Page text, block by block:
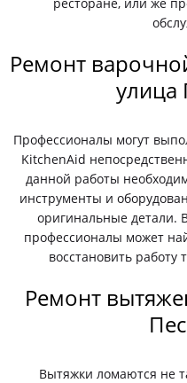
Ремонт
улица
Профессионалы могут
KitchenAid
данной работы
инструменты и
оригинальные детали.
профессионалы может
восстановить работу
Ремонт
Вытяжки ломаются не